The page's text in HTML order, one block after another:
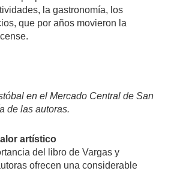
la gastronomía, los
que por años movieron la
en el Mercado Central de San
de las autoras.
artístico
del libro de Vargas y
ofrecen una considerable